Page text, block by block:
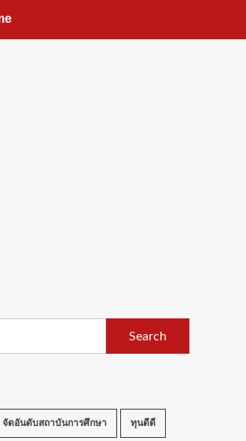
จัดอันดับสถาบันการศึกษา ทุนดีดี